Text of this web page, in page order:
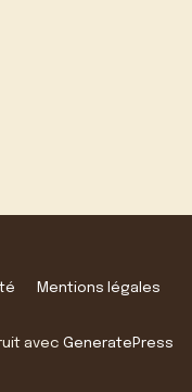
Mentions légales
avec GeneratePress